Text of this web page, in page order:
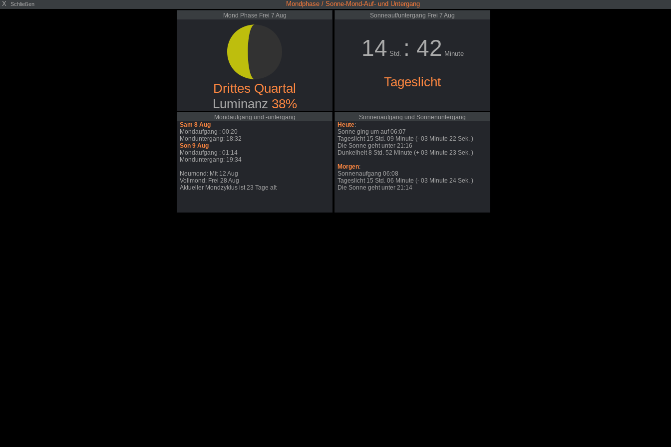
X Schließen Mondphase / Sonne-Mond-Auf- und Untergang
Mond Phase Frei 7 Aug
Drittes Quartal
Luminanz 38%
Sonneauf/untergang Frei 7 Aug
14 Std. : 42 Minute
Tageslicht
Mondaufgang und -untergang
Sam 8 Aug
Mondaufgang : 00:20
Monduntergang: 18:32
Son 9 Aug
Mondaufgang : 01:14
Monduntergang: 19:34
Neumond: Mit 12 Aug
Vollmond: Frei 28 Aug
Aktueller Mondzyklus ist 23 Tage alt
Sonnenaufgang und Sonnenuntergang
Heute:
Sonne ging um auf 06:07
Tageslicht 15 Std. 09 Minute (- 03 Minute 22 Sek. )
Die Sonne geht unter 21:16
Dunkelheit 8 Std. 52 Minute (+ 03 Minute 23 Sek. )
Morgen:
Sonnenaufgang 06:08
Tageslicht 15 Std. 06 Minute (- 03 Minute 24 Sek. )
Die Sonne geht unter 21:14